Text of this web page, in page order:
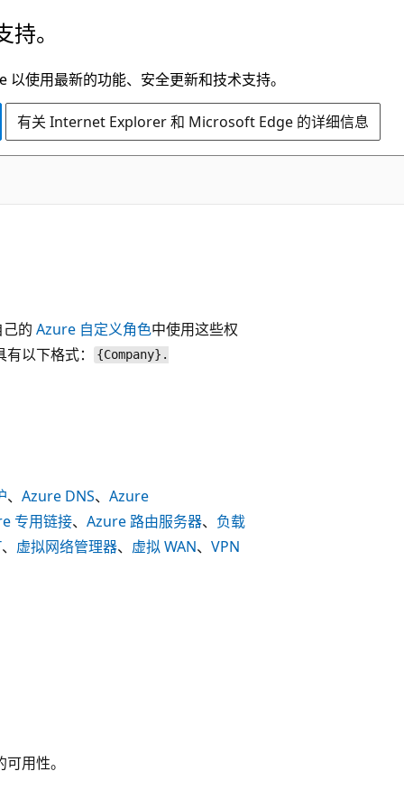
。
使用最新的功能、安全更新和技术支持。
有关 Internet Explorer 和 Microsoft Edge 的详细信息
的 Azure 自定义角色中使用这些权
以下格式：
{Company}.
、 Azure DNS、 Azure
专用链接、 Azure 路由服务器、 负载
、 虚拟网络管理器、 虚拟 WAN、 VPN
用性。